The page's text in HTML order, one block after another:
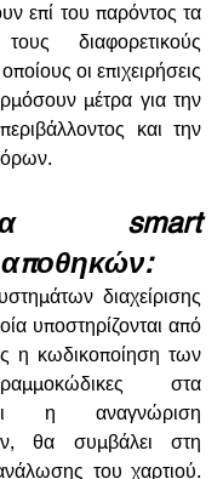
επί του παρόντος τα
διαφορετικούς
οι επιχειρήσεις
μέτρα για την
και την
smart
διαχείρισης
υποστηρίζονται από
η κωδικοποίηση των
στα
η αναγνώριση
θα συμβάλει στη